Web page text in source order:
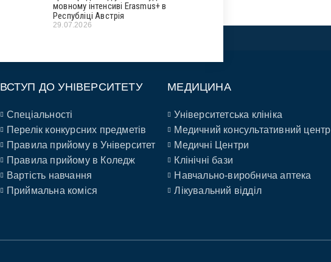
мовному інтенсиві Erasmus+ в
Республіці Австрія
29.07.2026
ВСТУП ДО УНІВЕРСИТЕТУ
Спеціальності
Перелік конкурсних предметів
Правила прийому в Університет
Правила прийому в Коледж
Вартість навчання
Приймальна коміся
МЕДИЦИНА
Університетська клініка
Медичний консультативний центр
Медичні Центри
Клінічні бази
Навчально-виробнича аптека
Лікувальний відділ